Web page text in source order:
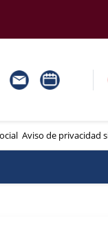
Aviso de privacidad